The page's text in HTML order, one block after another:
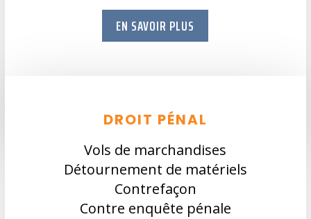
EN SAVOIR PLUS
DROIT PÉNAL
Vols de marchandises
Détournement de matériels
Contrefaçon
Contre enquête pénale